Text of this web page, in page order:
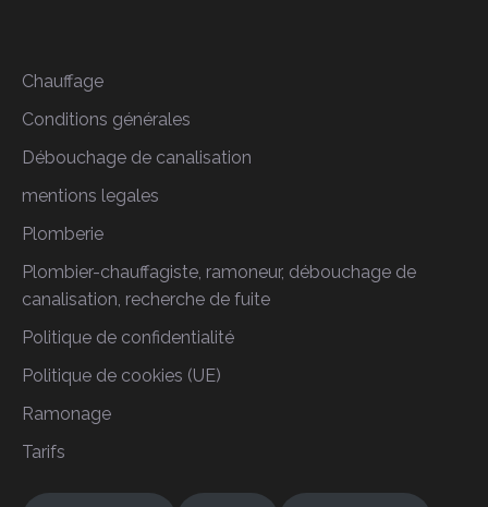
Chauffage
Conditions générales
Débouchage de canalisation
mentions legales
Plomberie
Plombier-chauffagiste, ramoneur, débouchage de
canalisation, recherche de fuite
Politique de confidentialité
Politique de cookies (UE)
Ramonage
Tarifs